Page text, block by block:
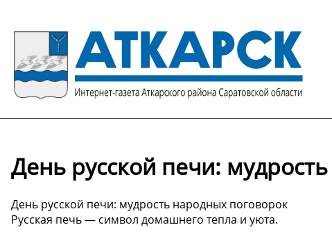
День русской печи:
День русской печи: мудрость народных поговорок
Русская печь — символ домашнего тепла и уюта.